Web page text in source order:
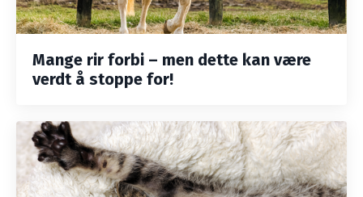
Mange rir forbi – men dette kan være
verdt å stoppe for!